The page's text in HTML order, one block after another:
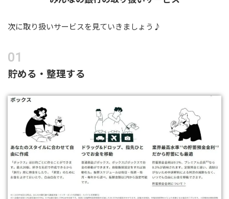
次に取り扱いサービスを見ていきましょう♪
貯める・整理する